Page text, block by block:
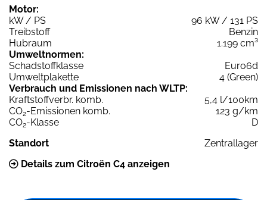
Motor:
kW / PS
96 kW / 131 PS
Treibstoff
Benzin
Hubraum
1.199 cm³
Umweltnormen:
Schadstoffklasse
Euro6d
Umweltplakette
4 (Green)
Verbrauch und Emissionen nach WLTP:
Kraftstoffverbr. komb.
5,4 l/100km
CO2-Emissionen komb.
123 g/km
CO2-Klasse
D
Standort
Zentrallager
Details zum Citroën C4 anzeigen